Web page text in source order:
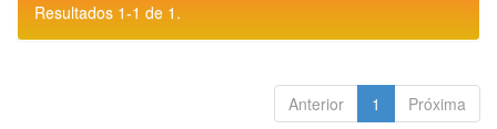
Resultados 1-1 de 1.
Anterior 1 Próxima